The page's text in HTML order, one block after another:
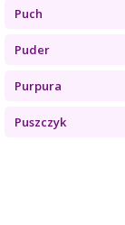
Puch
Puder
Purpura
Puszczyk